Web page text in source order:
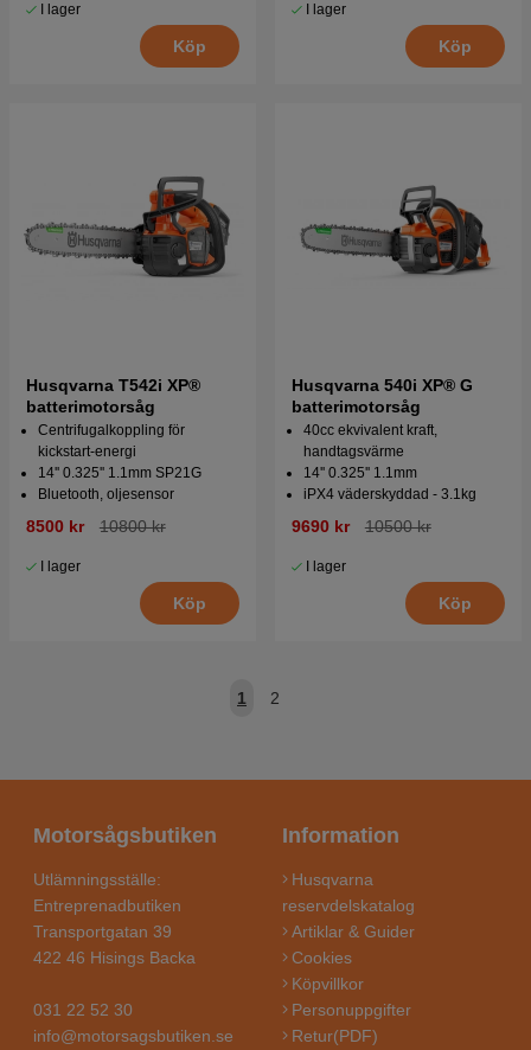
I lager
Köp
I lager
Köp
Husqvarna T542i XP®
batterimotorsåg
Centrifugalkoppling för
kickstart-energi
14'' 0.325'' 1.1mm SP21G
Bluetooth, oljesensor
8500 kr 10800 kr
I lager
Köp
Husqvarna 540i XP® G
batterimotorsåg
40cc ekvivalent kraft,
handtagsvärme
14'' 0.325'' 1.1mm
iPX4 väderskyddad - 3.1kg
9690 kr 10500 kr
I lager
Köp
1 2
Motorsågsbutiken
Utlämningsställe:
Entreprenadbutiken
Transportgatan 39
422 46 Hisings Backa
031 22 52 30
info@motorsagsbutiken.se
Information
Husqvarna
reservdelskatalog
Artiklar & Guider
Cookies
Köpvillkor
Personuppgifter
Retur(PDF)